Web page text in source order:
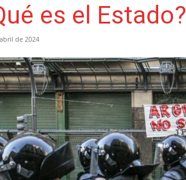
es el Estado?
de 2024